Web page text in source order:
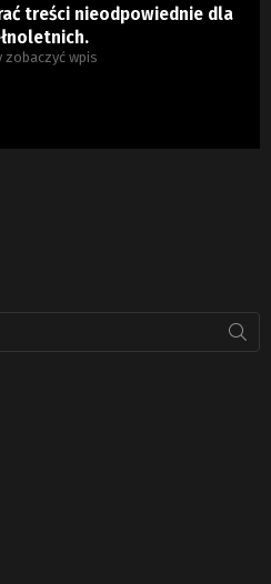
treści nieodpowiednie dla
zobaczyć wpis